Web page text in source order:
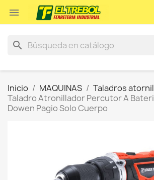

search
Inicio MAQUINAS
Taladros
Taladro Atronillador Percutor A
Dowen Pagio Solo Cuerpo